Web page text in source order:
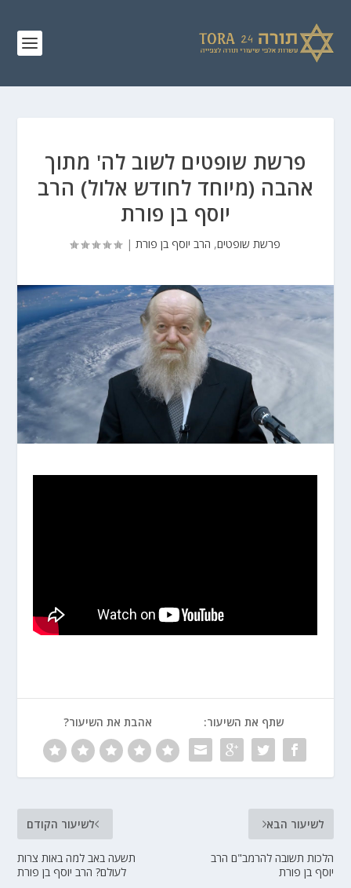
פרשת שופטים לשוב לה' מתוך
אהבה (מיוחד לחודש אלול) הרב
יוסף בן פורת
פרשת שופטים, הרב יוסף בן פורת |
שתף את השיעור: אהבת את השיעור?
לשיעור הקודם
תשעה באב למה באות צרות
לעולם? הרב יוסף בן פורת
לשיעור הבא
הלכות תשובה להרמב"ם הרב
יוסף בן פורת